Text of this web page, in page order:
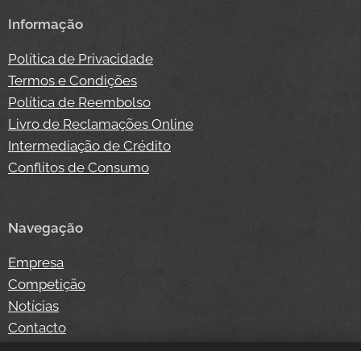
Informação
Política de Privacidade
Termos e Condições
Política de Reembolso
Livro de Reclamações Online
Intermediação de Crédito
Conflitos de Consumo
Navegação
Empresa
Competição
Notícias
Contacto